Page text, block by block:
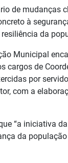
de
à
da
Municipal
cargos de
por
com a
“a iniciativa
da